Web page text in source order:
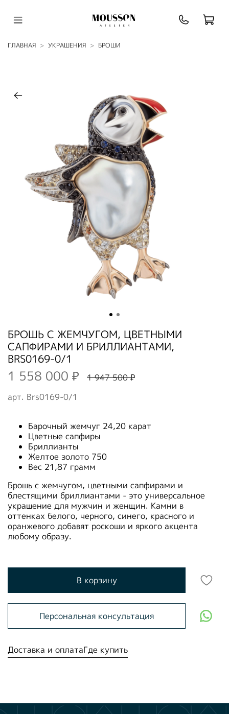
ГЛАВНАЯ УКРАШЕНИЯ БРОШИ
арт. Brs0169-0/1
БРОШЬ С ЖЕМЧУГОМ, ЦВЕТНЫМИ
САПФИРАМИ И БРИЛЛИАНТАМИ,
BRS0169-0/1
1 558 000 ₽ 1 947 500 ₽
Барочный жемчуг 24,20 карат
Цветные сапфиры
Бриллианты
Желтое золото 750
Вес 21,87 грамм
Брошь с жемчугом, цветными сапфирами и
блестящими бриллиантами - это универсальное
украшение для мужчин и женщин. Камни в
оттенках белого, черного, синего, красного и
оранжевого добавят роскоши и яркого акцента
любому образу.
В корзину
Персональная консультация
Доставка и оплатаГде купить